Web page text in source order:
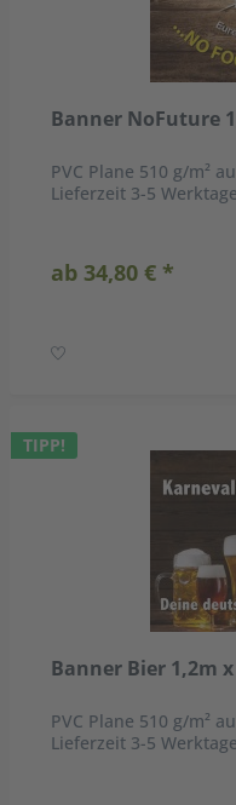
Banner NoFuture
PVC Plane 510 g/m²
Lieferzeit 3-5 Werktage
ab 34,80 € *
TIPP!
Banner Bier 1,2m
PVC Plane 510 g/m²
Lieferzeit 3-5 Werktage